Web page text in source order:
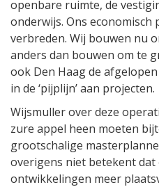
openbare ruimte, de
onderwijs. Ons
verbreden. Wij bouwen nu
anders dan bouwen om te
ook Den Haag de
in de ‘pijplijn’ aan projecten.
Wijsmuller over deze
zure appel heen moeten
grootschalige
overigens niet betekent
ontwikkelingen meer